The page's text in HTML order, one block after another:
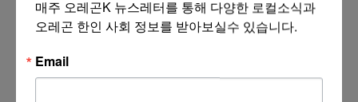
매주 오레곤K 뉴스레터를 통해 다양한 로컬소식과
오레곤 한인 사회 정보를 받아보실수 있습니다.
Email